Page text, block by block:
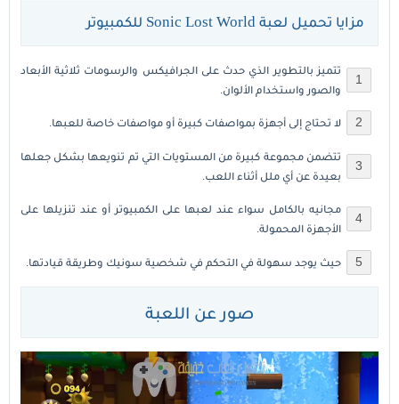
مزايا تحميل لعبة Sonic Lost World للكمبيوتر
تتميز بالتطوير الذي حدث على الجرافيكس والرسومات ثلاثية الأبعاد
والصور واستخدام الألوان.
لا تحتاج إلى أجهزة بمواصفات كبيرة أو مواصفات خاصة للعبها.
تتضمن مجموعة كبيرة من المستويات التي تم تنويعها بشكل جعلها
بعيدة عن أي ملل أثناء اللعب.
مجانيه بالكامل سواء عند لعبها على الكمبيوتر أو عند تنزيلها على
الأجهزة المحمولة.
حيث يوجد سهولة في التحكم في شخصية سونيك وطريقة قيادتها.
صور عن اللعبة